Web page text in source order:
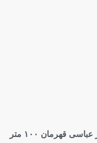
درخشش ملی‌پوش ایران در استخر آستانه؛ هومر عباسی قهرمان ۱۰۰ متر